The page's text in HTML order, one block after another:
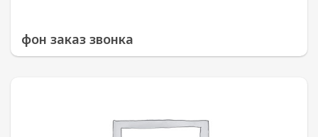
фон заказ звонка